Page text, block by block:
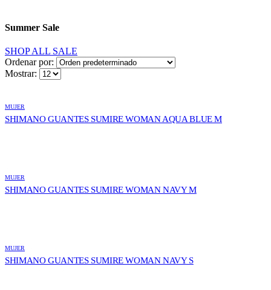
Summer Sale
SHOP ALL SALE
Ordenar por:
Mostrar:
MUJER
SHIMANO GUANTES SUMIRE WOMAN AQUA BLUE M
MUJER
SHIMANO GUANTES SUMIRE WOMAN NAVY M
MUJER
SHIMANO GUANTES SUMIRE WOMAN NAVY S